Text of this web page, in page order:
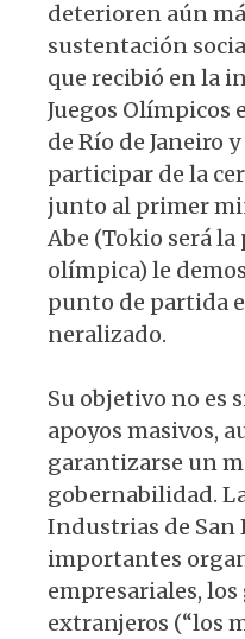
deterioren aún
sustentación
que recibió en la
Juegos Olímpicos
de Río de Janeiro
participar de la
junto al primer
Abe (Tokio será la
olímpica) le
punto de partida
neralizado.
Su objetivo no es
apoyos masivos,
garanti­zarse un
gobernabili­dad.
Industrias de San
importantes
empresariales,
extranjeros (“los